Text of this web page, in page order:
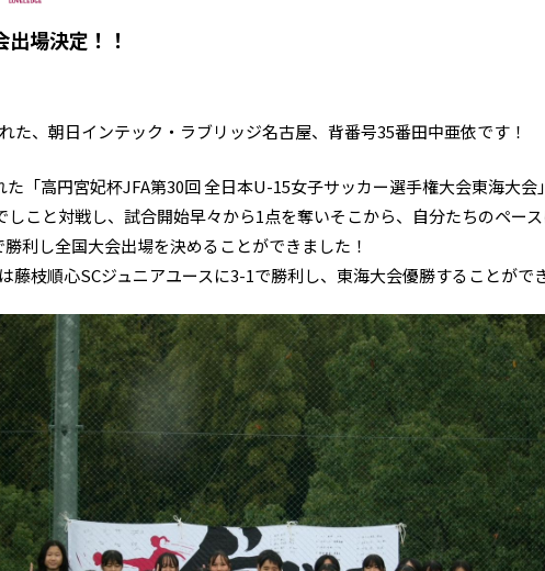
場決定！！
た、朝日インテック・ラブリッジ名古屋、背番号35番田中亜依です！
た「高円宮妃杯JFA第30回 全日本U-15女子サッカー選手権大会東海大会
しこと対戦し、試合開始早々から1点を奪いそこから、自分たちのペー
勝利し全国大会出場を決めることができました！
藤枝順心SCジュニアユースに3-1で勝利し、東海大会優勝することがで